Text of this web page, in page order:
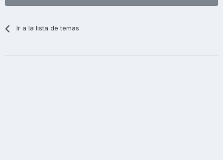
Ir a la lista de temas